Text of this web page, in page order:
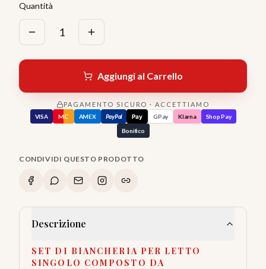
Quantità
1
Aggiungi al Carrello
PAGAMENTO SICURO · ACCETTIAMO
VISA MC AMEX PayPal Pay GPay Klarna
Shop Pay
Bonifico
CONDIVIDI QUESTO PRODOTTO
Descrizione
SET DI BIANCHERIA PER LETTO
SINGOLO COMPOSTO DA